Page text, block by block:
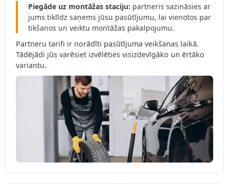
Piegāde uz montāžas staciju: partneris sazināsies ar
jums tiklīdz saņems jūsu pasūtījumu, lai vienotos par
tikšanos un veiktu montāžas pakalpojumu.
Partneru tarifi ir norādīti pasūtījuma veikšanas laikā.
Tādējādi jūs varēsiet izvēlēties visizdevīgāko un ērtāko
variantu.